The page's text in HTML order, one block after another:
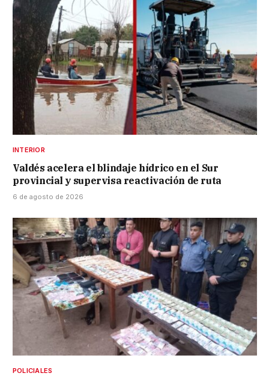
INTERIOR
Valdés acelera el blindaje hídrico en el Sur
provincial y supervisa reactivación de ruta
6 de agosto de 2026
POLICIALES